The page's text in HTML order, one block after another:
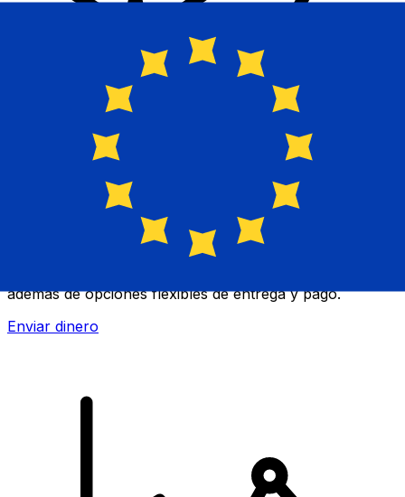
Transferencias de dinero internacionales Xe
Envíe dinero en línea de forma rápida, segura y fácil.
además de opciones flexibles de entrega y pago.
Enviar dinero